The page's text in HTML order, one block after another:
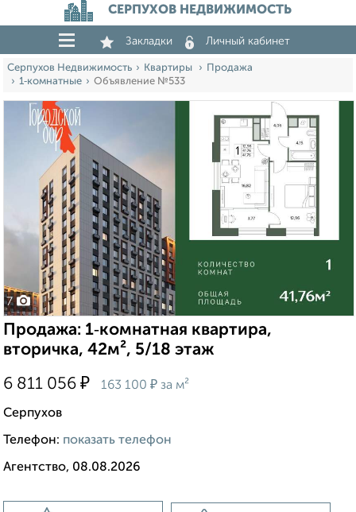
СЕРПУХОВ НЕДВИЖИМОСТЬ
Закладки Личный кабинет
Серпухов Недвижимость Квартиры
Продажа
1‑комнатные
Объявление №533
7
Продажа: 1‑комнатная квартира,
вторичка, 42м², 5/18 этаж
6 811 056 ₽ 163 100 ₽ за м²
Серпухов
Телефон: показать телефон
Агентство, 08.08.2026